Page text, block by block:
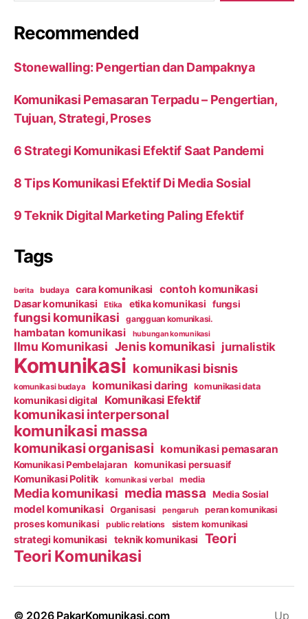
Recommended
Stonewalling: Pengertian dan Dampaknya
Komunikasi Pemasaran Terpadu – Pengertian,
Tujuan, Strategi, Proses
6 Strategi Komunikasi Efektif Saat Pandemi
8 Tips Komunikasi Efektif Di Media Sosial
9 Teknik Digital Marketing Paling Efektif
Tags
berita budaya cara komunikasi contoh komunikasi
Dasar komunikasi Etika etika komunikasi fungsi
fungsi komunikasi gangguan komunikasi.
hambatan komunikasi hubungan komunikasi
Ilmu Komunikasi Jenis komunikasi jurnalistik
Komunikasi komunikasi bisnis
komunikasi budaya komunikasi daring komunikasi data
komunikasi digital Komunikasi Efektif
komunikasi interpersonal
komunikasi massa
komunikasi organisasi komunikasi pemasaran
Komunikasi Pembelajaran komunikasi persuasif
Komunikasi Politik komunikasi verbal media
Media komunikasi media massa Media Sosial
model komunikasi Organisasi pengaruh peran komunikasi
proses komunikasi public relations sistem komunikasi
strategi komunikasi teknik komunikasi Teori
Teori Komunikasi
© 2026 PakarKomunikasi.com Up